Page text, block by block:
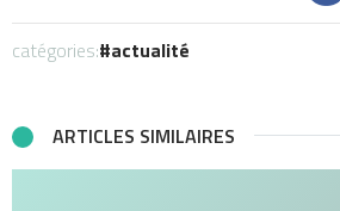
catégories: actualité
ARTICLES SIMILAIRES